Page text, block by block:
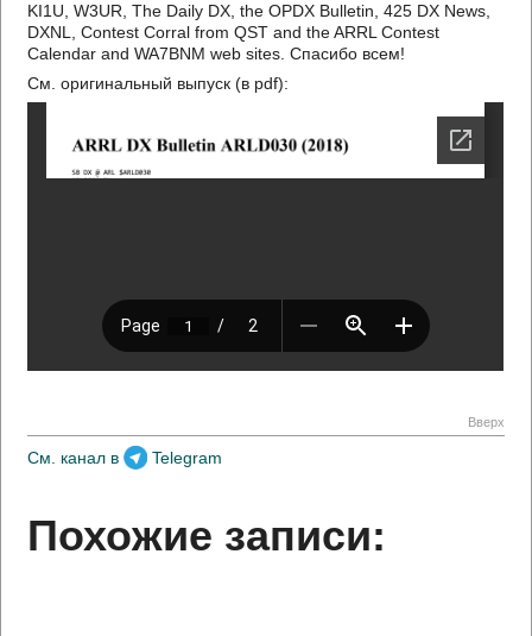
KI1U, W3UR, The Daily DX, the OPDX Bulletin, 425 DX News,
DXNL, Contest Corral from QST and the ARRL Contest
Calendar and WA7BNM web sites. Спасибо всем!
См. оригинальный выпуск (в pdf):
Вверх
См. канал в Telegram
Похожие записи: